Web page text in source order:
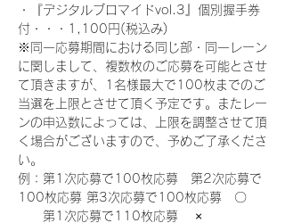
・『デジタルブロマイドvol.3』個別握手券
付・・・1,100円(税込み)
※同一応募期間における同じ部・同一レーン
に関しまして、複数枚のご応募を可能とさせ
て頂きますが、1名様最大で100枚までのご
当選を上限とさせて頂く予定です。またレー
ンの申込数によっては、上限を調整させて頂
く場合がございますので、予めご了承くださ
い。
例：第1次応募で100枚応募　第2次応募で
100枚応募 第3次応募で100枚応募　〇
第1次応募で110枚応募　 ×